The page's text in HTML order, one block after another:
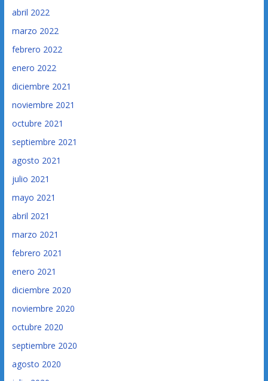
abril 2022
marzo 2022
febrero 2022
enero 2022
diciembre 2021
noviembre 2021
octubre 2021
septiembre 2021
agosto 2021
julio 2021
mayo 2021
abril 2021
marzo 2021
febrero 2021
enero 2021
diciembre 2020
noviembre 2020
octubre 2020
septiembre 2020
agosto 2020